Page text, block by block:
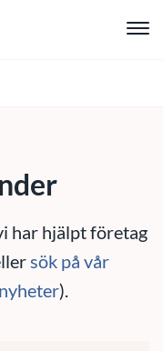
har hjälpt företag
sök på vår
).